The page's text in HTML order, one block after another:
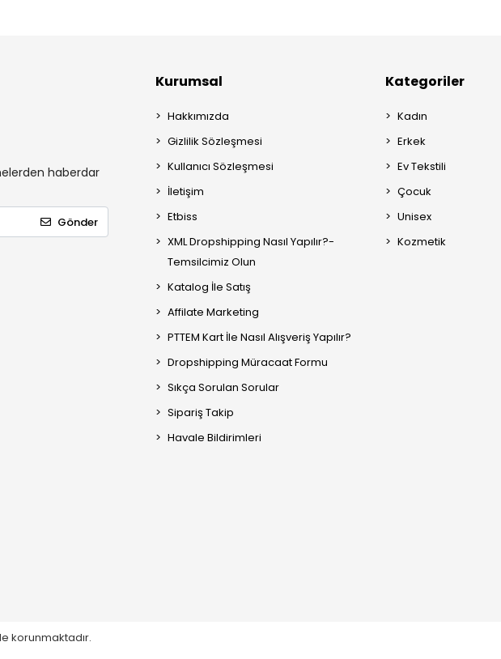
haberdar
Gönder
Kurumsal
Hakkımızda
Gizlilik Sözleşmesi
Kullanıcı Sözleşmesi
İletişim
Etbiss
XML Dropshipping Nasıl Yapılır?-
Temsilcimiz Olun
Katalog İle Satış
Affilate Marketing
PTTEM Kart İle Nasıl Alışveriş Yapılır?
Dropshipping Müracaat Formu
Sıkça Sorulan Sorular
Sipariş Takip
Havale Bildirimleri
Kategoriler
Kadın
Erkek
Ev Tekstili
Çocuk
Unisex
Kozmetik
korunmaktadır.